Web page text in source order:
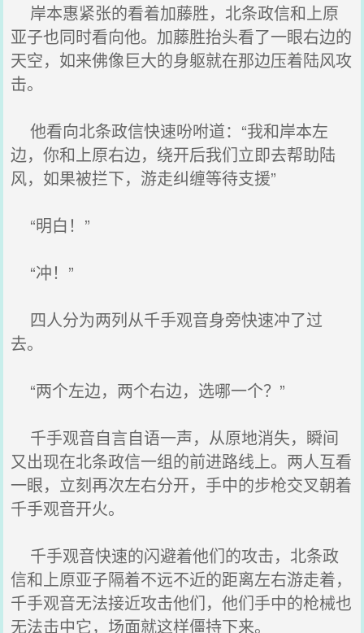
岸本惠紧张的看着加藤胜，北条政信和上原
亚子也同时看向他。加藤胜抬头看了一眼右边的
天空，如来佛像巨大的身躯就在那边压着陆风攻
击。
他看向北条政信快速吩咐道：“我和岸本左
边，你和上原右边，绕开后我们立即去帮助陆
风，如果被拦下，游走纠缠等待支援”
“明白！”
“冲！”
四人分为两列从千手观音身旁快速冲了过
去。
“两个左边，两个右边，选哪一个？”
千手观音自言自语一声，从原地消失，瞬间
又出现在北条政信一组的前进路线上。两人互看
一眼，立刻再次左右分开，手中的步枪交叉朝着
千手观音开火。
千手观音快速的闪避着他们的攻击，北条政
信和上原亚子隔着不远不近的距离左右游走着，
千手观音无法接近攻击他们，他们手中的枪械也
无法击中它，场面就这样僵持下来。